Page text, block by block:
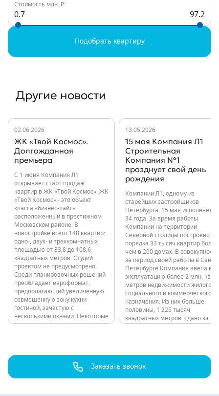
Стоимость млн. ₽:
0.7 97.2
Подобрать квартиру
Другие новости
02.06.2026
ЖК «Твой Космос».
Долгожданная
премьера
С 1 июня Компания Л1
открывает старт продаж
квартир в ЖК «Твой Космос». ЖК
«Твой Космос» - это объект
класса «бизнес-лайт»,
расположенный в престижном
Московском районе. В
новостройке всего 148 квартир:
одно-, двух- и трехкомнатных
площадью от 33,8 до 108,6
квадратных метров. Студий
проектом не предусмотрено.
Среди планировочных решений
преобладает евроформат,
предполагающий увеличенную
совмещенную зону кухни-
гостиной, зачастую с
несколькими окнами. Некоторые
квартиры имеют мастер-
13.05.2026
15 мая Компания Л1
Строительная
Компания №1
празднует свой день
рождения
Компании Л1, одному из
старейших застройщиков
Петербурга, 15 мая исполняется
34 года. За время работы
Компании на территории
Северной столицы построено
порядка 33 тысяч квартир более
чем в 200 домах. В совокупности
за период своей работы в Санкт-
Петербурге Компания ввела в
эксплуатацию более 2 млн. кв.
метров недвижимости жилого,
социального и коммерческого
назначения. Из них больше
половины, 1 225 тысяч
квадратных метров, сдано за
инфраструктурой и удобной
Заказать звонок